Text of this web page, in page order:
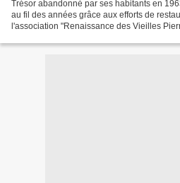
Trésor abandonné par ses habitants en
au fil des années grâce aux efforts de
l'association "Renaissance des Vieilles